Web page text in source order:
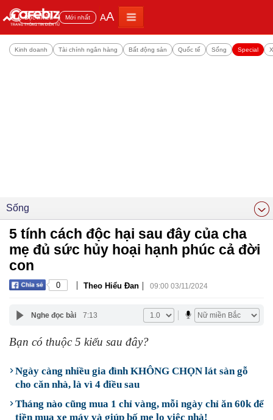
Đọc nhiều Mới nhất AA
Kinh doanh Tài chính ngân hàng Bất động sản Quốc tế Sống Special
Sống
5 tính cách độc hại sau đây của cha
mẹ đủ sức hủy hoại hạnh phúc cả đời
con
0 | Theo Hiểu Đan | 09:00 03/11/2024
Nghe đọc bài 7:13
Bạn có thuộc 5 kiểu sau đây?
Ngày càng nhiều gia đình KHÔNG CHỌN lát sàn gỗ
cho căn nhà, là vì 4 điều sau
Tháng nào cũng mua 1 chỉ vàng, mỗi ngày chỉ ăn 60k để
tiền mua xe máy và giúp bố mẹ lo việc nhà!